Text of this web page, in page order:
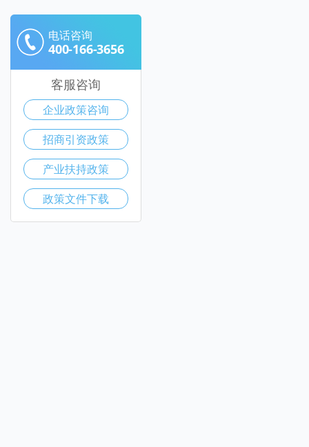
电话咨询
400-166-3656
客服咨询
企业政策咨询
招商引资政策
产业扶持政策
政策文件下载